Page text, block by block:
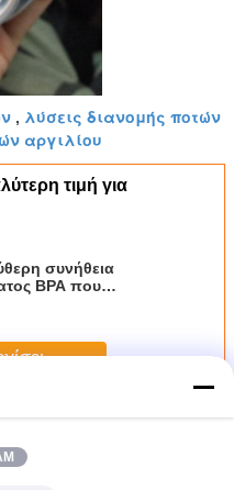
, λύσεις διανομής ποτών
αργιλίου
τιμή για
συνήθεια
BPA που
16oz